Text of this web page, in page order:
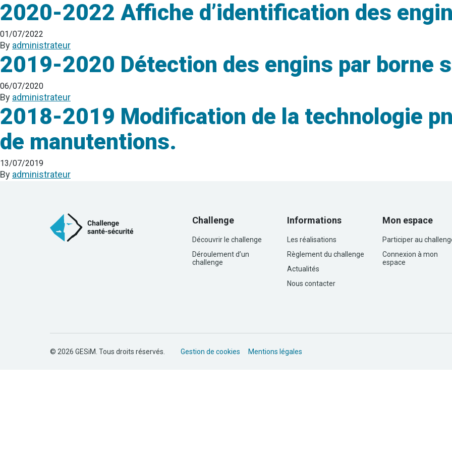
2020-2022 Affiche d’identification des
01/07/2022
By administrateur
2019-2020 Détection des engins par borne
06/07/2020
By administrateur
2018-2019 Modification de la technologie
de manutentions.
13/07/2019
By administrateur
Challenge
Découvrir le challenge
Déroulement d’un
challenge
Informations
Les réalisations
Règlement du challenge
Actualités
Nous contacter
Mon espace
Participer au
Connexion à mon
espace
© 2026 GESiM. Tous droits réservés. Gestion de cookies Mentions légales